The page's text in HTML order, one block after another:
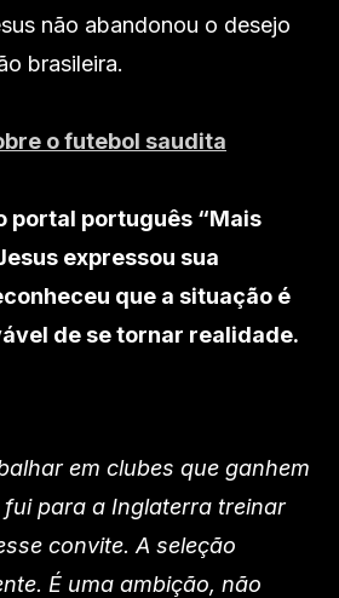
não abandonou o desejo
brasileira.
o futebol saudita
portal português “Mais
expressou sua
que a situação é
de se tornar realidade.
em clubes que ganhem
para a Inglaterra treinar
convite. A seleção
É uma ambição, não